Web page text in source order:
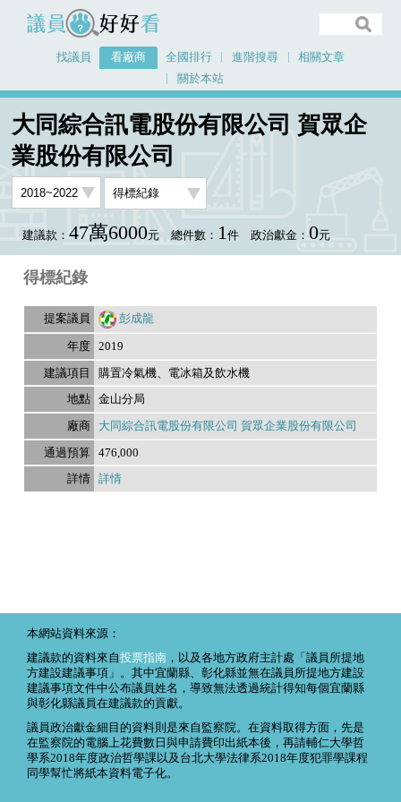
議員好好看
找議員 看廠商 全國排行 進階搜尋
相關文章
關於本站
議員排行資料
大同綜合訊電股份有限公司 賀眾企
業股份有限公司
建議款： 47萬6000元 總件數： 1件 政治獻金： 0元
得標紀錄
彭成龍
2019
購置冷氣機、電冰箱及飲水機
金山分局
大同綜合訊電股份有限公司 賀眾企業股份有限公司
476,000
詳情
本網站資料來源：
建議款的資料來自投票指南 ，以及各地方政府主計處「議員所提地
方建設建議事項」。其中宜蘭縣、彰化縣並無在議員所提地方建設
建議事項文件中公布議員姓名，導致無法透過統計得知每個宜蘭縣
與彰化縣議員在建議款的貢獻。
議員政治獻金細目的資料則是來自監察院。在資料取得方面，先是
在監察院的電腦上花費數日與申請費印出紙本後，再請輔仁大學哲
學系2018年度政治哲學課以及台北大學法律系2018年度犯罪學課程
同學幫忙將紙本資料電子化。